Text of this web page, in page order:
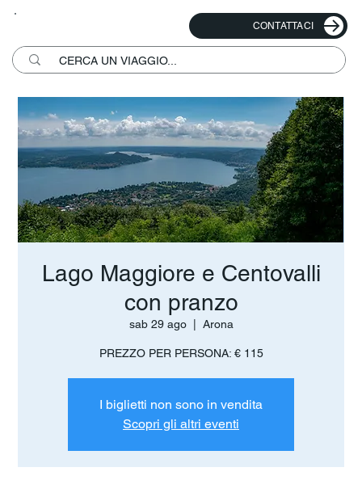
CONTATTACI
Lago Maggiore e Centovalli
con pranzo
sab 29 ago
  |
Arona
PREZZO PER PERSONA: € 115
I biglietti non sono in vendita
Scopri gli altri eventi